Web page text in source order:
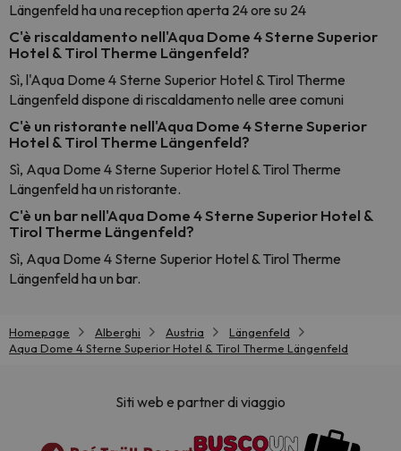
Längenfeld ha una reception aperta 24 ore su 24
C'è riscaldamento nell'Aqua Dome 4 Sterne Superior
Hotel & Tirol Therme Längenfeld?
Sì, l'Aqua Dome 4 Sterne Superior Hotel & Tirol Therme
Längenfeld dispone di riscaldamento nelle aree comuni
C'è un ristorante nell'Aqua Dome 4 Sterne Superior
Hotel & Tirol Therme Längenfeld?
Sì, Aqua Dome 4 Sterne Superior Hotel & Tirol Therme
Längenfeld ha un ristorante.
C'è un bar nell'Aqua Dome 4 Sterne Superior Hotel &
Tirol Therme Längenfeld?
Sì, Aqua Dome 4 Sterne Superior Hotel & Tirol Therme
Längenfeld ha un bar.
Homepage Alberghi Austria
Längenfeld
Aqua Dome 4 Sterne Superior Hotel & Tirol Therme Längenfeld
Siti web e partner di viaggio